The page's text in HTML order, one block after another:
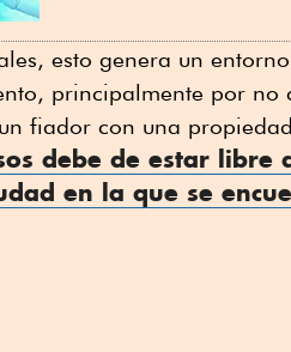
esto genera un
principalmente por no
fiador con una
debe de estar
en la que se